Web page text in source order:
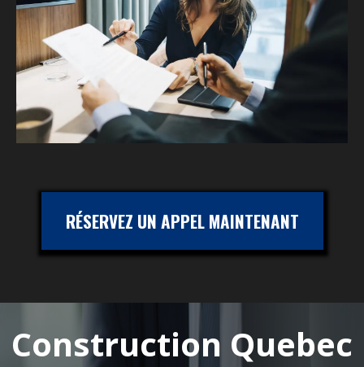
RÉSERVEZ UN APPEL MAINTENANT
Construction Quebec